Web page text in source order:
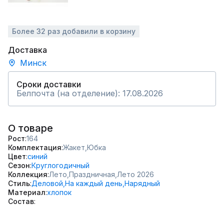
Более 32 раз добавили в корзину
Доставка
Минск
Сроки доставки
Белпочта (на отделение): 17.08.2026
О товаре
Рост 164
Комплектация Жакет, Юбка
Цвет синий
Сезон Круглогодичный
Коллекция Лето, Праздничная, Лето 2026
Стиль Деловой, На каждый день, Нарядный
Материал хлопок
Состав